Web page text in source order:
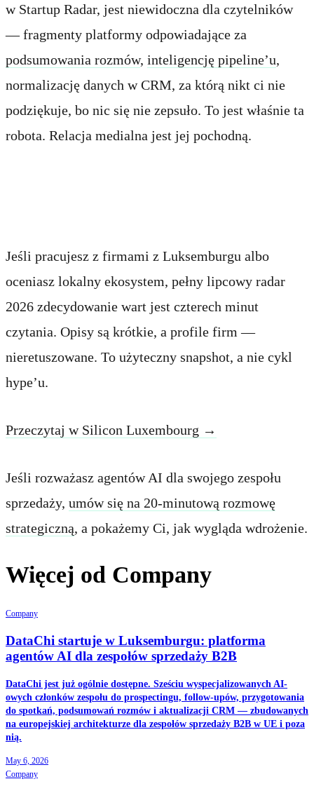
w Startup Radar, jest niewidoczna dla czytelników
— fragmenty platformy odpowiadające za
podsumowania rozmów, inteligencję pipeline’u,
normalizację danych w CRM, za którą nikt ci nie
podziękuje, bo nic się nie zepsuło. To jest właśnie ta
robota. Relacja medialna jest jej pochodną.
Jeśli pracujesz z firmami z Luksemburgu albo
oceniasz lokalny ekosystem, pełny lipcowy radar
2026 zdecydowanie wart jest czterech minut
czytania. Opisy są krótkie, a profile firm —
nieretuszowane. To użyteczny snapshot, a nie cykl
hype’u.
Przeczytaj w Silicon Luxembourg →
Jeśli rozważasz agentów AI dla swojego zespołu
sprzedaży, umów się na 20-minutową rozmowę
strategiczną, a pokażemy Ci, jak wygląda wdrożenie.
Więcej od Company
Company
DataChi startuje w Luksemburgu: platforma
agentów AI dla zespołów sprzedaży B2B
DataChi jest już ogólnie dostępne. Sześciu wyspecjalizowanych AI-
owych członków zespołu do prospectingu, follow-upów, przygotowania
do spotkań, podsumowań rozmów i aktualizacji CRM — zbudowanych
na europejskiej architekturze dla zespołów sprzedaży B2B w UE i poza
nią.
May 6, 2026
Company